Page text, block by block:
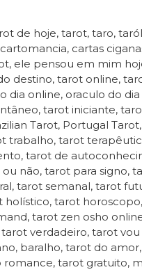
de hoje, tarot, taro,
cartas
ele pensou em mim
destino, tarot online,
dia online, oraculo do
tarot iniciante,
Tarot, Portugal
trabalho, tarot
tarot de
não, tarot para signo,
tarot semanal, tarot
tarot
tarot zen osho
verdadeiro, tarot
baralho, tarot do
tarot gratuito,